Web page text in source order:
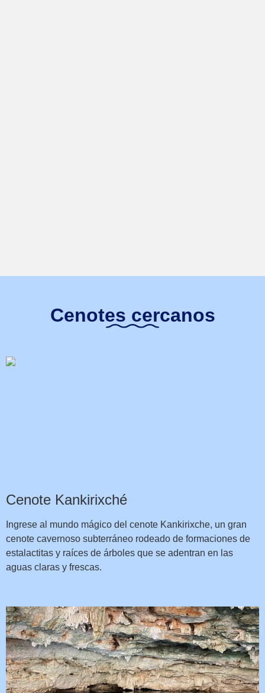
Cenotes cercanos
Cenote Kankirixché
Ingrese al mundo mágico del cenote Kankirixche, un gran
cenote cavernoso subterráneo rodeado de formaciones de
estalactitas y raíces de árboles que se adentran en las
aguas claras y frescas.